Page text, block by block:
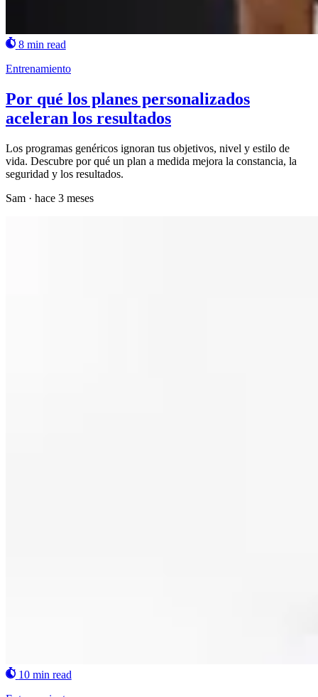
8 min read
Entrenamiento
Por qué los planes personalizados
aceleran los resultados
Los programas genéricos ignoran tus objetivos, nivel y estilo de
vida. Descubre por qué un plan a medida mejora la constancia, la
seguridad y los resultados.
Sam · hace 3 meses
10 min read